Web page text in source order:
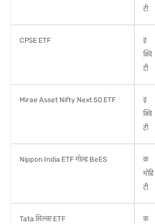
टी
CPSE ETF
इ
क्वि
टी
Mirae Asset Nifty Next 50 ETF
इ
क्वि
टी
Nippon India ETF गोल्ड BeES
क
मोडि
टी
Tata सिल्वर ETF
क